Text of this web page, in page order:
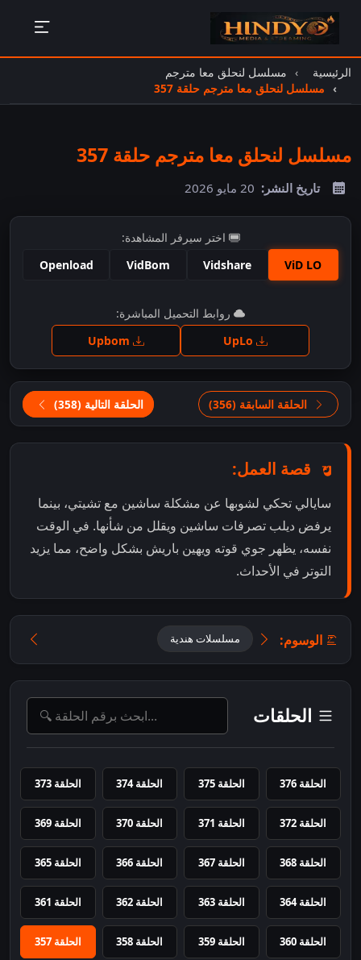
الرئيسية
مسلسل لنحلق معا مترجم
مسلسل لنحلق معا مترجم حلقة 357
مسلسل لنحلق معا مترجم حلقة 357
تاريخ النشر: 20 مايو 2026
اختر سيرفر المشاهدة:
ViD LO
Vidshare
VidBom
Openload
اضغط للمشاهدة
روابط التحميل المباشرة:
الحلقة السابقة (356) الحلقة التالية (358)
قصة العمل:
سايالي تحكي لشوبها عن مشكلة ساشين مع تشيتي، بينما
يرفض ديلب تصرفات ساشين ويقلل من شأنها. في الوقت
نفسه، يظهر جوي قوته ويهين باريش بشكل واضح، مما يزيد
التوتر في الأحداث.
الوسوم: مسلسلات هندية
الحلقات
الحلقة 376 الحلقة 375 الحلقة 374 الحلقة 373
الحلقة 372 الحلقة 371 الحلقة 370 الحلقة 369
الحلقة 368 الحلقة 367 الحلقة 366 الحلقة 365
الحلقة 364 الحلقة 363 الحلقة 362 الحلقة 361
الحلقة 360 الحلقة 359 الحلقة 358 الحلقة 357